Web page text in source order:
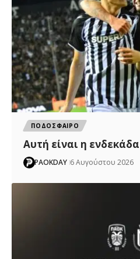
ΠΟΔΟΣΦΑΙΡΟ
Αυτή είναι η
PAOKDAY 6 Αυγούστου 2026